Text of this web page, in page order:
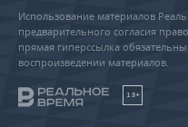
Использование материалов
предварительного согласия
прямая гиперссылка
воспроизведении материалов.
18+